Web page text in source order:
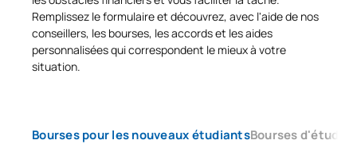
Remplissez le formulaire et découvrez, avec l'aide de nos
conseillers, les bourses, les accords et les aides
personnalisées qui correspondent le mieux à votre
situation.
Bourses pour les nouveaux étudiantsBourses d'études